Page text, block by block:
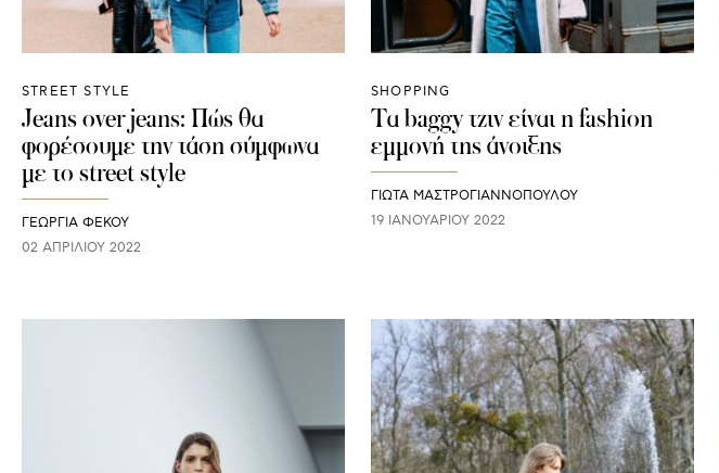
STREET STYLE
Jeans over jeans: Πώς θα
φορέσουμε την τάση σύμφωνα
με το street style
ΓΕΩΡΓΙΑ ΦΕΚΟΥ
02 ΑΠΡΙΛΊΟΥ 2022
SHOPPING
Τα baggy τζιν είναι η fashion
εμμονή της άνοιξης
ΓΙΩΤΑ ΜΑΣΤΡΟΓΙΑΝΝΟΠΟΥΛΟΥ
19 ΙΑΝΟΥΑΡΊΟΥ 2022